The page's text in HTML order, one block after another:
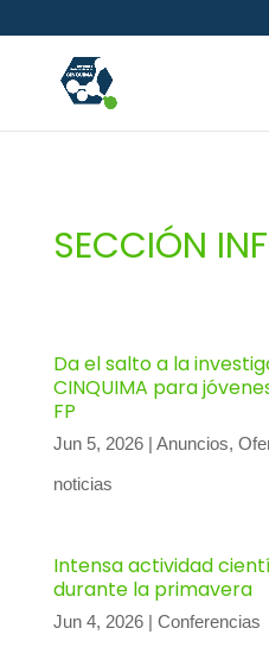
SECCIÓN
Da el salto a la
CINQUIMA para
FP
Jun 5, 2026| Anuncios,
noticias
Intensa actividad
durante la primavera
Jun 4, 2026| Conferencias